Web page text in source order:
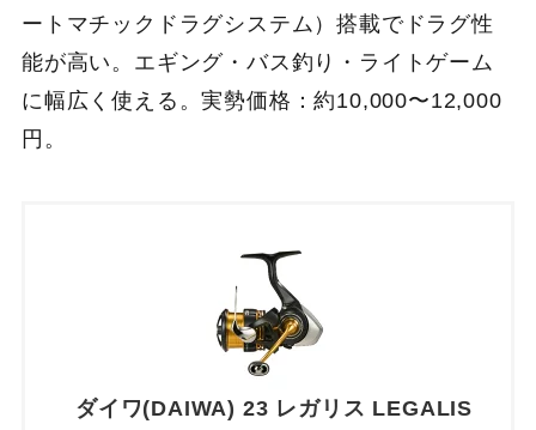
ートマチックドラグシステム）搭載でドラグ性
能が高い。エギング・バス釣り・ライトゲーム
に幅広く使える。実勢価格：約10,000〜12,000
円。
ダイワ(DAIWA) 23 レガリス LEGALIS